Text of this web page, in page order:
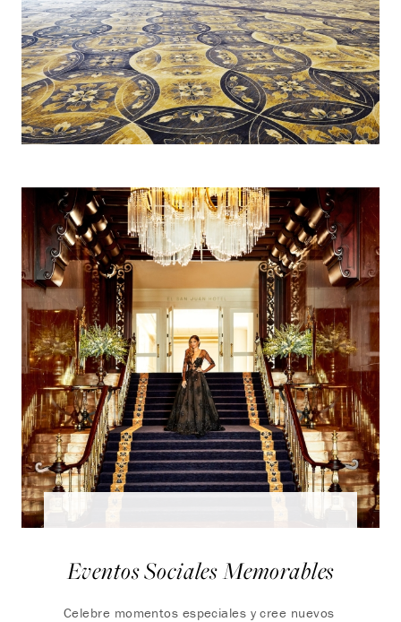
Eventos Sociales Memorables
Celebre momentos especiales y cree nuevos